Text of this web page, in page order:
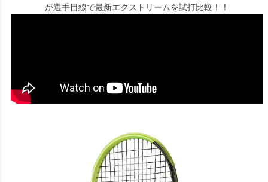
が選手目線で最新エクストリームを試打比較！！